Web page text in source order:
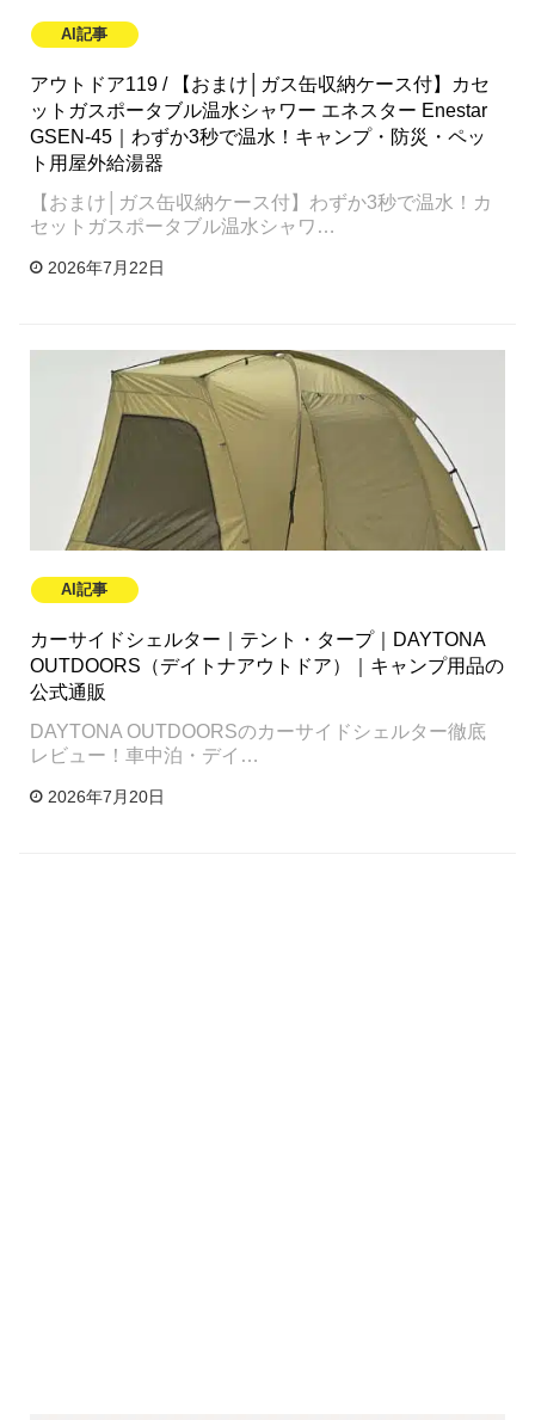
AI記事
アウトドア119 / 【おまけ│ガス缶収納ケース付】カセ
ットガスポータブル温水シャワー エネスター Enestar
GSEN-45｜わずか3秒で温水！キャンプ・防災・ペッ
ト用屋外給湯器
【おまけ│ガス缶収納ケース付】わずか3秒で温水！カ
セットガスポータブル温水シャワ…
2026年7月22日
AI記事
カーサイドシェルター｜テント・タープ｜DAYTONA
OUTDOORS（デイトナアウトドア）｜キャンプ用品の
公式通販
DAYTONA OUTDOORSのカーサイドシェルター徹底
レビュー！車中泊・デイ…
2026年7月20日